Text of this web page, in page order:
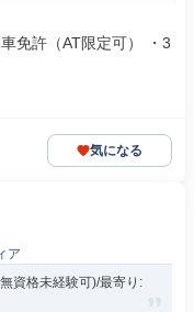
免許（AT限定可） ・3
気になる
ア
資格未経験可)/最寄り: